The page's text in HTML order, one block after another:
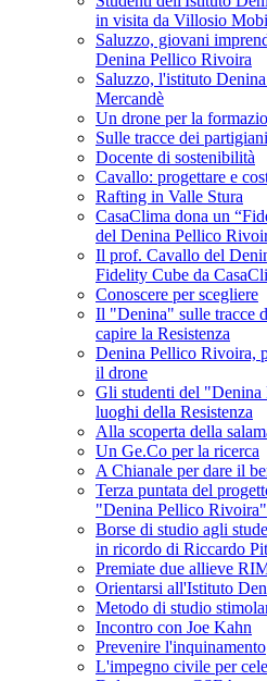
in visita da Villosio
Saluzzo, giovani
Denina Pellico Rivoira
Saluzzo, l'istituto
Mercandè
Un drone per la
Sulle tracce dei partigiani
Docente di sostenibilità
Cavallo: progettare e
Rafting in Valle Stura
CasaClima dona un
del Denina Pellico
Il prof. Cavallo del
Fidelity Cube da
Conoscere per scegliere
Il "Denina" sulle tracce
capire la Resistenza
Denina Pellico Rivoira,
il drone
Gli studenti del
luoghi della Resistenza
Alla scoperta della
Un Ge.Co per la ricerca
A Chianale per dare il
Terza puntata del
"Denina Pellico
Borse di studio agli
in ricordo di Riccardo
Premiate due allieve
Orientarsi all'Istituto
Metodo di studio
Incontro con Joe Kahn
Prevenire l'inquinamento
L'impegno civile per